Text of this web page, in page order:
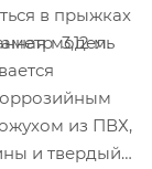
в прыжках
модель
3,12 м.
из ПВХ,
и твердый